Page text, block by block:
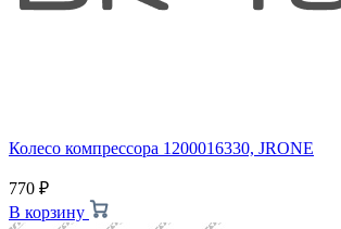
Колесо компрессора 1200016330, JRONE
770 ₽
В корзину